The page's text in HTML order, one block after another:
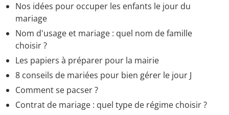
Nos idées pour occuper les enfants le jour du
mariage
Nom d'usage et mariage : quel nom de famille
choisir ?
Les papiers à préparer pour la mairie
8 conseils de mariées pour bien gérer le jour J
Comment se pacser ?
Contrat de mariage : quel type de régime choisir ?